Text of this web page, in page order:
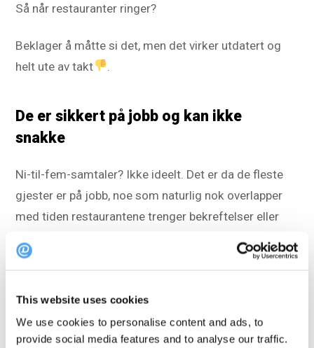
This website uses cookies
We use cookies to personalise content and ads, to
provide social media features and to analyse our traffic.
Så når restauranter ringer?
Beklager å måtte si det, men det virker utdatert og
helt ute av takt
De er sikkert på jobb og kan ikke
snakke
Ni-til-fem-samtaler? Ikke ideelt. Det er da de fleste
gjester er på jobb, noe som naturlig nok overlapper
med tiden restaurantene trenger bekreftelser eller
"Samtaler kan være tidkrevende og sette deg tilbake i
arbeidet."
- Dunja Relic (27), advokat, sier til BBC.